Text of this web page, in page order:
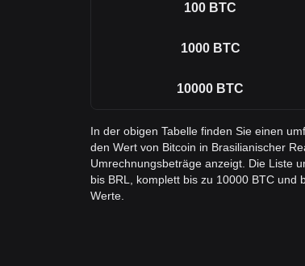
100 BTC
1000 BTC
10000 BTC
In der obigen Tabelle finden Sie einen
den Wert von Bitcoin in Brasilianischer
Umrechnungsbeträge anzeigt. Die Liste
bis BRL, komplett bis zu 10000 BTC und
Werte.